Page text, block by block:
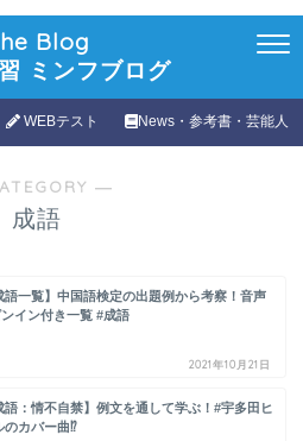
Blog
ミンフブログ
WEBテスト News・参考書・芸能人
―
成語
語一覧】中国語検定の出題例から考察！音声
イン付き一覧 #成語
2021年10月21日
語：情不自禁】例文を通して学ぶ！#宇多田ヒ
のカバー曲⁉